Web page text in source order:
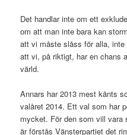
Det handlar inte om ett
om att man inte bara kan
att vi måste slåss för alla,
att vi, på riktigt, har en chans
värld.
Annars har 2013 mest känts
valåret 2014. Ett val som har
mycket. För den som vill vara
är förstås Vänsterpartiet det